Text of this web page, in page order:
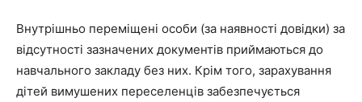
Внутрішньо переміщені особи (за наявності довідки) за
відсутності зазначених документів приймаються до
навчального закладу без них. Крім того, зарахування
дітей вимушених переселенців забезпечується